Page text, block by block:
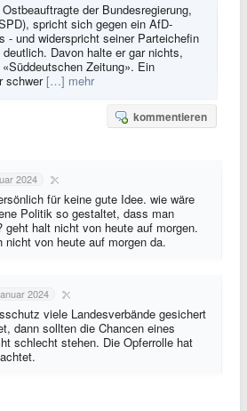
der Bundesregierung,
spricht sich gegen ein AfD-
- und widerspricht seiner Parteichefin
Davon halte er gar nichts,
Zeitung». Ein
schwer […] mehr
kommentieren
2024
für keine gute Idee. wie wäre
Politik so gestaltet, dass man
geht halt nicht von heute auf morgen.
nicht von heute auf morgen da.
2024
viele Landesverbände gesichert
dann sollten die Chancen eines
schlecht stehen. Die Opferrolle hat